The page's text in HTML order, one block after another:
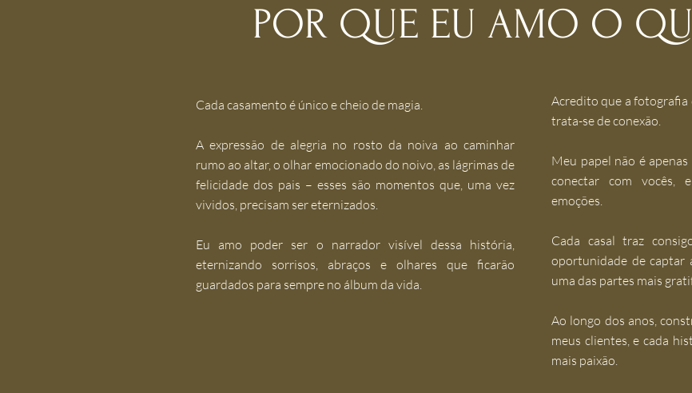
POR QUE EU AMO O
Cada casamento é único e cheio de magia.
A expressão de alegria no rosto da noiva ao caminhar
rumo ao altar, o olhar emocionado do noivo, as lágrimas de
felicidade dos pais – esses são momentos que, uma vez
vividos, precisam ser eternizados.
Eu amo poder ser o narrador visível dessa história,
eternizando sorrisos, abraços e olhares que ficarão
guardados para sempre no álbum da vida.
Acredito que a fotografia
trata-se de conexão.
Meu papel não é
conectar com vocês,
emoções.
Cada casal traz
oportunidade de captar
uma das partes mais
Ao longo dos anos,
meus clientes, e cada
mais paixão.